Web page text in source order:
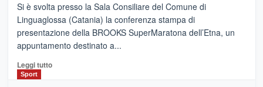
Al
via
i
collegamenti
Si è svolta presso la Sala Consiliare del Comune di
Linguaglossa (Catania) la conferenza stampa di
presentazione della BROOKS SuperMaratona dell’Etna, un
appuntamento destinato a...
Leggi tuttoLeggi
Sport